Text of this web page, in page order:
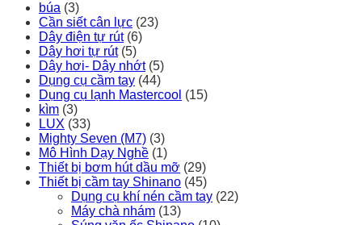
búa (3)
Cần siết cân lực (23)
Dây điện tự rút (6)
Dây hơi tự rút (5)
Dây hơi- Dây nhớt (5)
Dụng cụ cầm tay (44)
Dụng cụ lạnh Mastercool (15)
kìm (3)
LUX (33)
Mighty Seven (M7) (3)
Mô Hình Dạy Nghề (1)
Thiết bị bơm hút dầu mỡ (29)
Thiết bị cầm tay Shinano (45)
Dụng cụ khí nén cầm tay (22)
Máy chà nhám (13)